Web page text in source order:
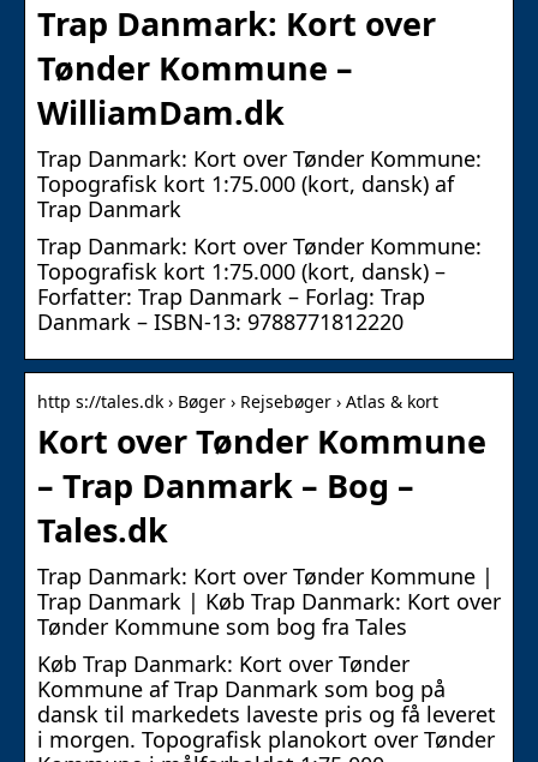
Trap Danmark: Kort over
Tønder Kommune –
WilliamDam.dk
Trap Danmark: Kort over Tønder Kommune:
Topografisk kort 1:75.000 (kort, dansk) af
Trap Danmark
Trap Danmark: Kort over Tønder Kommune:
Topografisk kort 1:75.000 (kort, dansk) –
Forfatter: Trap Danmark – Forlag: Trap
Danmark – ISBN-13: 9788771812220
http s://tales.dk › Bøger › Rejsebøger › Atlas & kort
Kort over Tønder Kommune
– Trap Danmark – Bog –
Tales.dk
Trap Danmark: Kort over Tønder Kommune |
Trap Danmark | Køb Trap Danmark: Kort over
Tønder Kommune som bog fra Tales
Køb Trap Danmark: Kort over Tønder
Kommune af Trap Danmark som bog på
dansk til markedets laveste pris og få leveret
i morgen. Topografisk planokort over Tønder